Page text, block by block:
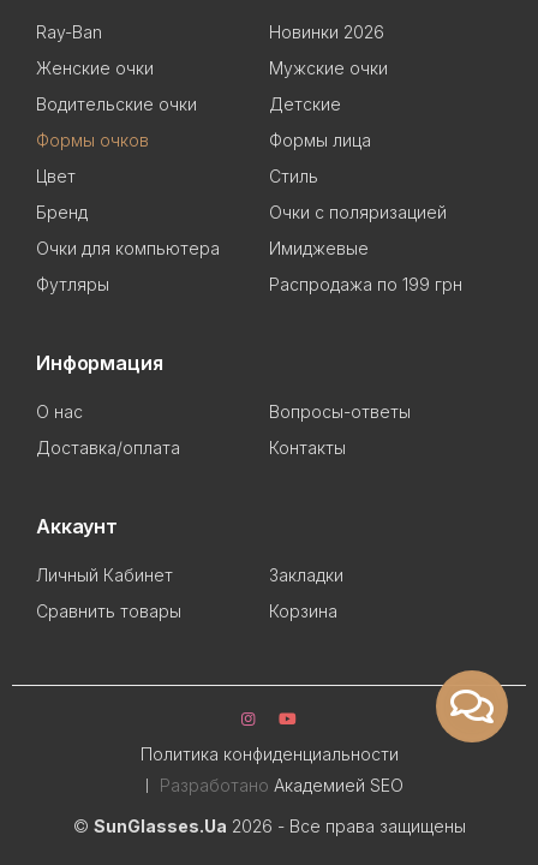
Ray-Ban
Новинки 2026
Женские очки
Мужские очки
Водительские очки
Детские
Формы очков
Формы лица
Цвет
Стиль
Бренд
Очки с поляризацией
Очки для компьютера
Имиджевые
Футляры
Распродажа по 199 грн
Информация
О нас
Вопросы-ответы
Доставка/оплата
Контакты
Аккаунт
Личный Кабинет
Закладки
Сравнить товары
Корзина
© SunGlasses.Ua 2026 - Все права защищены
Политика конфиденциальности
Разработано Академией SEO